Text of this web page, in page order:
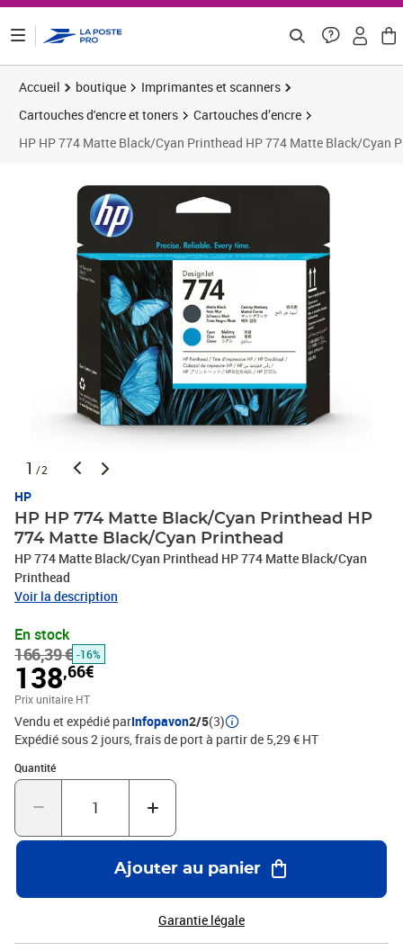
Accueil boutique
Imprimantes et scanners
Cartouches d'encre et toners
Cartouches d’encre
HP HP 774 Matte Black/Cyan Printhead HP 774 Matte Black/Cyan
1 /2
HP
HP HP 774 Matte Black/Cyan Printhead HP
774 Matte Black/Cyan Printhead
HP 774 Matte Black/Cyan Printhead HP 774 Matte Black/Cyan
Printhead
Voir la description
En stock
166,39 € -16%
138,66€
Prix unitaire HT
Vendu et expédié parInfopavon2/5(3)
Expédié sous 2 jours, frais de port à partir de 5,29 € HT
Quantité
Quantité : 1
Ajouter au panier
Garantie légale